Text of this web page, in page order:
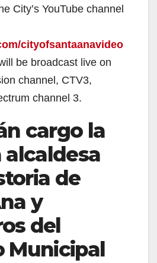
City’s YouTube channel
cityofsantaanavideo
be broadcast live on
channel, CTV3,
channel 3.
cargo la
alcaldesa
de
y
del
Municipal